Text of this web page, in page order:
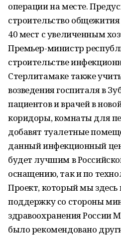
операции на месте.
строительство
40 мест с увеличенным
Премьер-министр
строительстве
Стерлитамаке также
возведения госпиталя в
пациентов и врачей в
коридоры, комнаты для
добавят туалетные
данный инфекционный
будет лучшим в
оснащению, так и по
Проект, который мы
поддержку со стороны
здравоохранения
было рекомендовано